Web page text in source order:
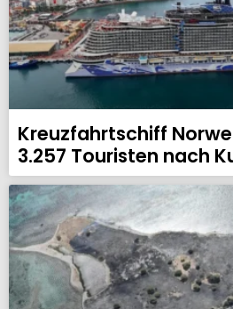
Kreuzfahrtschiff
3.257 Touristen nach